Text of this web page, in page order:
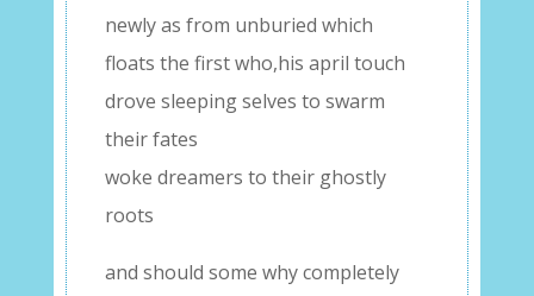
newly as from unburied which
floats the first who,his april touch
drove sleeping selves to swarm
their fates
woke dreamers to their ghostly
roots
and should some why completely